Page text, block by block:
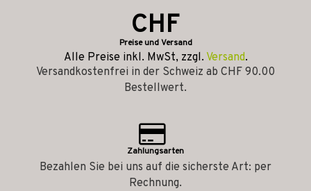
CHF
Preise und Versand
Alle Preise inkl. MwSt, zzgl. Versand.
Versandkostenfrei in der Schweiz ab CHF 90.00
Bestellwert.
Zahlungsarten
Bezahlen Sie bei uns auf die sicherste Art: per
Rechnung.